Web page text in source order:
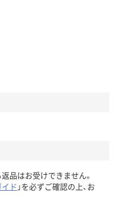
品はお受けできません。
ド 」を必ずご確認の上、お